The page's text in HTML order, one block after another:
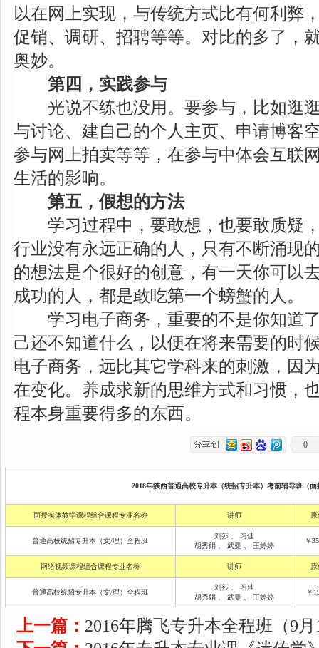
以在网上实现，与传统方式比有何利弊
促销、调研、招聘等等。对比的多了，
奥妙。
第四，实践参与
光说不练也没用。要参与，比如逛
与讨论、建自己的个人主页、申请博客
参与网上拍卖等等，在参与中体会互联
生活的影响。
第五，假想的方法
学习过程中，要敢想，也要敢质疑
行业没有永远正确的人，只有不断涌现
的想法是个很好的创意，有一天你可以
成功的人，都是敢吃第一个螃蟹的人。
学习电子商务，重要的不是你知道
己还不知道什么，以便在将来需要的时
电子商务，远比其它学科来的刺激，因
在变化。养成求新的思维方式和习惯，
程本身重要得多的东西。
0
2018年陕西普通高校专升本（统招专升本）考前辅导班（
面授实体教学课程组合课程专业名称 讲师
普通高校统招专升本（文/理）全程班
刘莎
习佳
胡秀娟
武曼 王婷婷
￥
网络视频课程组合课程专业名称 讲师
普通高校统招专升本（文/理）全程班
刘莎
习佳
胡秀娟
武曼 王婷婷
￥
上一篇： 2016年腾飞专升本全程班（9